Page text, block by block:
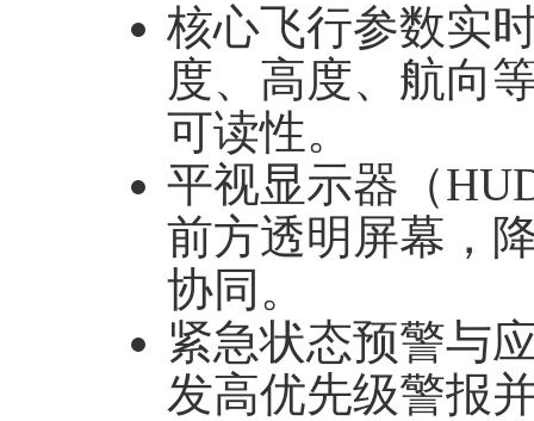
核心飞行参数实
度、高度、航向
可读性。
平视显示器（
前方透明屏幕，
协同。
紧急状态预警与
发高优先级警报